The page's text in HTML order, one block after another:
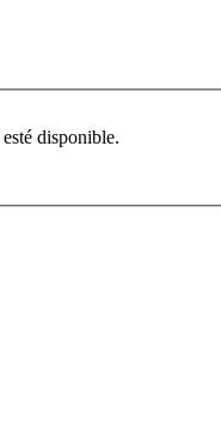
esté disponible.